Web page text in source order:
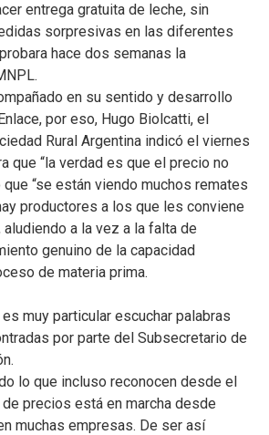
entrega gratuita de leche, sin
sorpresivas en las diferentes
hace dos semanas la
en su sentido y desarrollo
por eso, Hugo Biolcatti, el
Rural Argentina indicó el viernes
que “la verdad es que el precio no
que “se están viendo muchos remates
productores a los que les conviene
aludiendo a la vez a la falta de
genuino de la capacidad
de materia prima.
muy particular escuchar palabras
por parte del Subsecretario de
lo que incluso reconocen desde el
precios está en marcha desde
muchas empresas. De ser así